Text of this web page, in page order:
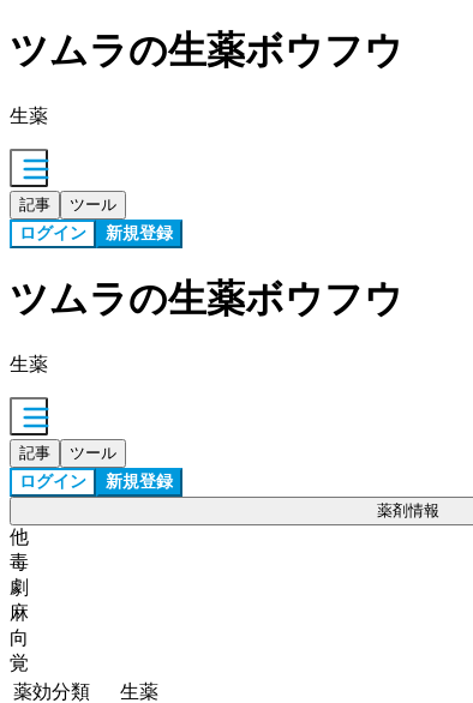
ツムラの生薬ボウフウ
生薬
記事 ツール
ログイン 新規登録
ツムラの生薬ボウフウ
生薬
記事 ツール
ログイン 新規登録
薬剤情報
他
毒
劇
麻
向
覚
薬効分類
生薬